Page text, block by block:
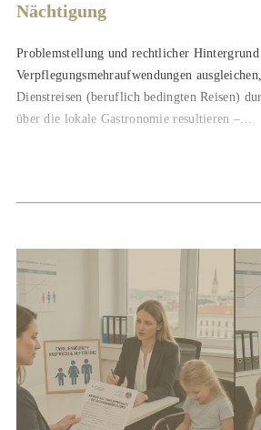
Nächtigung
Problemstellung und rechtlicher Hintergrund
Verpflegungsmehraufwendungen
Dienstreisen (beruflich bedingten Reisen)
über die lokale Gastronomie resultieren –...